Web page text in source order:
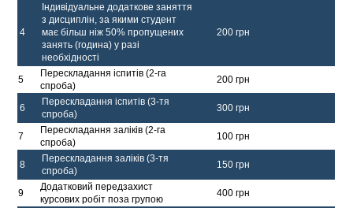
4
Індивідуальне додаткове заняття
з дисциплін, за якими студент
має більш ніж 50% пропущених
занять (година) у разі
необхідності
200 грн
5
Перескладання іспитів (2-га
спроба)
200 грн
6
Перескладання іспитів (3-тя
спроба)
300 грн
7
Перескладання заліків (2-га
спроба)
100 грн
8
Перескладання заліків (3-тя
спроба)
150 грн
9
Додатковий передзахист
курсових робіт поза групою
400 грн